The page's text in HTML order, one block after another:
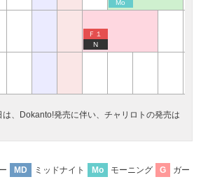
Mo
Ｆ１
N
、Dokanto!発売に伴い、チャリロトの発売は
MD ミッドナイト Mo モーニング G
ガー